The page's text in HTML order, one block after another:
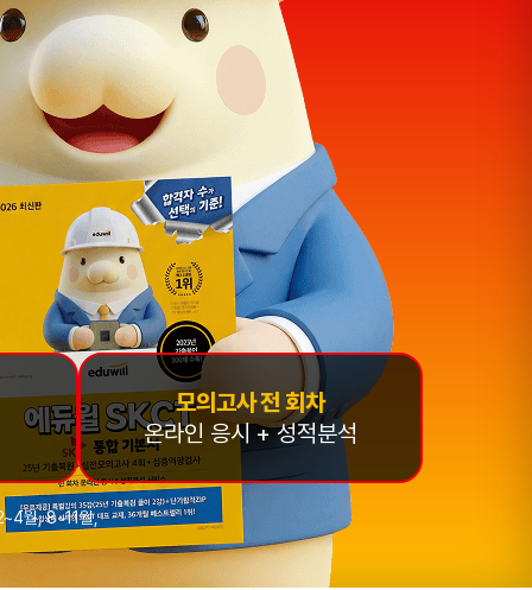
모의고사 전 회차
온라인 응시 + 성적분석
월, 8~11월,